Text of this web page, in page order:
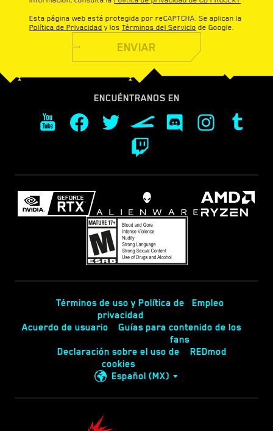
Esta página web está protegida por reCAPTCHA. Se aplican la
Política de Privacidad y los Términos del Servicio de Google.
ENVIAR
ENCUÉNTRANOS EN
Términos de uso y Política de
privacidad
Empleo
Acuerdo de usuario
Guías para contenido de los
fans
Declaración sobre el uso de
cookies
REDmod
Español (MX)